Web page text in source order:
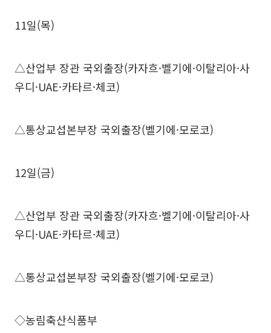
11일(목)
△산업부 장관 국외출장(카자흐·벨기에·이탈리아·사
우디·UAE·카타르·체코)
△통상교섭본부장 국외출장(벨기에·모로코)
12일(금)
△산업부 장관 국외출장(카자흐·벨기에·이탈리아·사
우디·UAE·카타르·체코)
△통상교섭본부장 국외출장(벨기에·모로코)
◇농림축산식품부